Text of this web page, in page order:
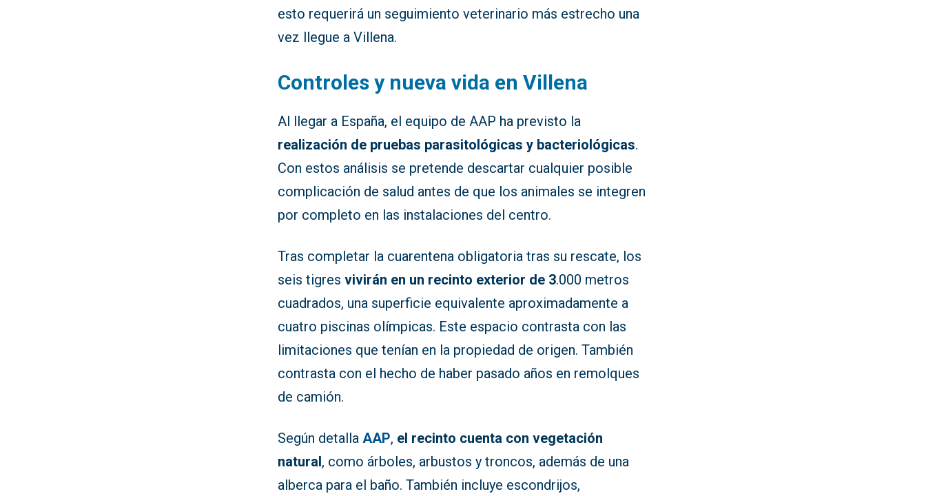
esto requerirá un seguimiento veterinario más estrecho una
vez llegue a Villena.
Controles y nueva vida en Villena
Al llegar a España, el equipo de AAP ha previsto la
realización de pruebas parasitológicas y bacteriológicas.
Con estos análisis se pretende descartar cualquier posible
complicación de salud antes de que los animales se integren
por completo en las instalaciones del centro.
Tras completar la cuarentena obligatoria tras su rescate, los
seis tigresvivirán en un recinto exterior de 3.000 metros
cuadrados, una superficie equivalente aproximadamente a
cuatro piscinas olímpicas. Este espacio contrasta con las
limitaciones que tenían en la propiedad de origen. También
contrasta con el hecho de haber pasado años en remolques
de camión.
Según detallaAAP, el recinto cuenta con vegetación
natural, como árboles, arbustos y troncos, además de una
alberca para el baño. También incluye escondrijos,